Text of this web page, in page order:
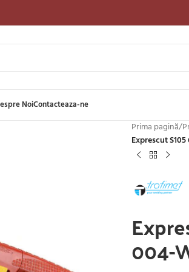
NoiContacteaza-ne
Prima pagină/
Exprescut
004-